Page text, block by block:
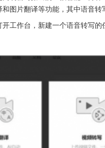
和图片翻译等功能，其中语音
工作台，新建一个语音转写